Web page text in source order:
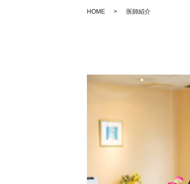
HOME 医師紹介